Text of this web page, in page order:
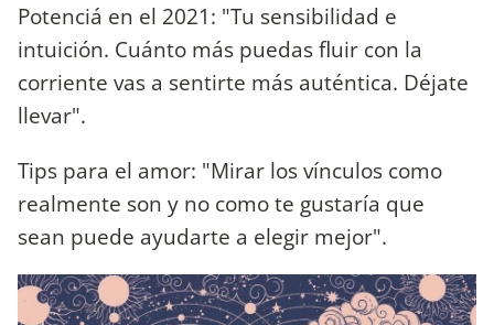
Potenciá en el 2021: "Tu sensibilidad e
intuición. Cuánto más puedas fluir con la
corriente vas a sentirte más auténtica. Déjate
llevar".
Tips para el amor: "Mirar los vínculos como
realmente son y no como te gustaría que
sean puede ayudarte a elegir mejor".